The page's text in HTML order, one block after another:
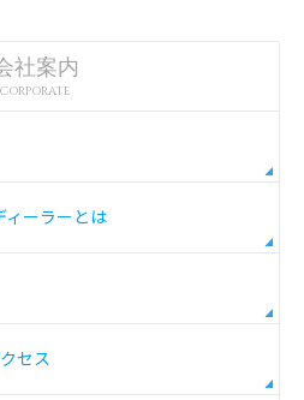
社案内
CORPORATE
ィーラーとは
セス